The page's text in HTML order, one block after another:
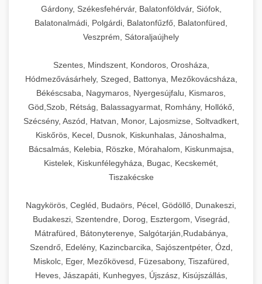
Gárdony, Székesfehérvár, Balatonföldvár, Siófok,
Balatonalmádi, Polgárdi, Balatonfűzfő, Balatonfüred,
Veszprém, Sátoraljaújhely
Szentes, Mindszent, Kondoros, Orosháza,
Hódmezővásárhely, Szeged, Battonya, Mezőkovácsháza,
Békéscsaba, Nagymaros, Nyergesújfalu, Kismaros,
Göd,Szob, Rétság, Balassagyarmat, Romhány, Hollókő,
Szécsény, Aszód, Hatvan, Monor, Lajosmizse, Soltvadkert,
Kiskőrös, Kecel, Dusnok, Kiskunhalas, Jánoshalma,
Bácsalmás, Kelebia, Röszke, Mórahalom, Kiskunmajsa,
Kistelek, Kiskunfélegyháza, Bugac, Kecskemét,
Tiszakécske
Nagykörös, Cegléd, Budaörs, Pécel, Gödöllő, Dunakeszi,
Budakeszi, Szentendre, Dorog, Esztergom, Visegrád,
Mátrafüred, Bátonyterenye, Salgótarján,Rudabánya,
Szendrő, Edelény, Kazincbarcika, Sajószentpéter, Ózd,
Miskolc, Eger, Mezőkövesd, Füzesabony, Tiszafüred,
Heves, Jászapáti, Kunhegyes, Újszász, Kisújszállás,